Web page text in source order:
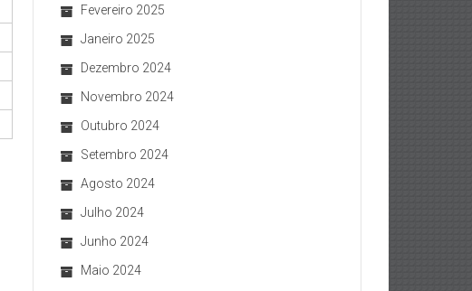
Fevereiro 2025
Janeiro 2025
Dezembro 2024
Novembro 2024
Outubro 2024
Setembro 2024
Agosto 2024
Julho 2024
Junho 2024
Maio 2024